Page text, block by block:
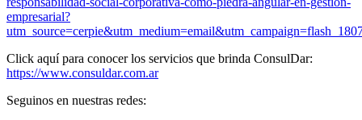
empresarial?
Click aquí para conocer los servicios que brinda ConsulDar:
https://www.consuldar.com.ar
Seguinos en nuestras redes: